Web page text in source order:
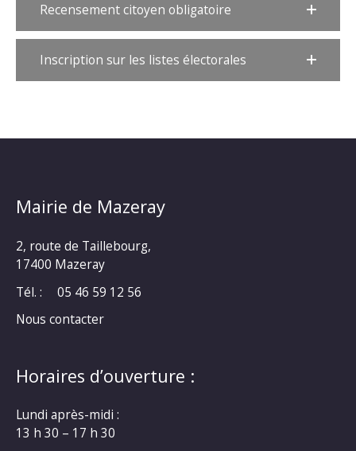
Recensement citoyen obligatoire
Inscription sur les listes électorales
Mairie de Mazeray
2, route de Taillebourg,
17400 Mazeray
Tél. :
05 46 59 12 56
Nous contacter
Horaires d’ouverture :
Lundi après-midi :
13 h 30 – 17 h 30